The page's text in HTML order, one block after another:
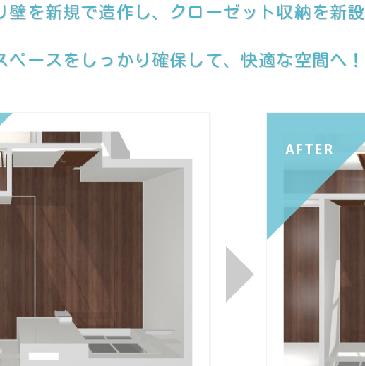
壁を新規で造作し、クローゼット収納を新設
ペースをしっかり確保して、快適な空間へ！
AFTER